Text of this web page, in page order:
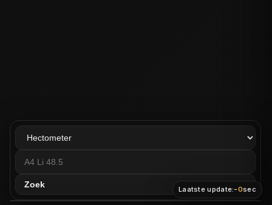
Zoek Laatste update:-0sec